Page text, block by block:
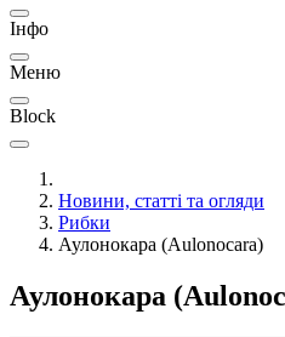
Інфо
Меню
Block
Новини, статті та огляди
Рибки
Аулонокара (Aulonocara)
Аулонокара